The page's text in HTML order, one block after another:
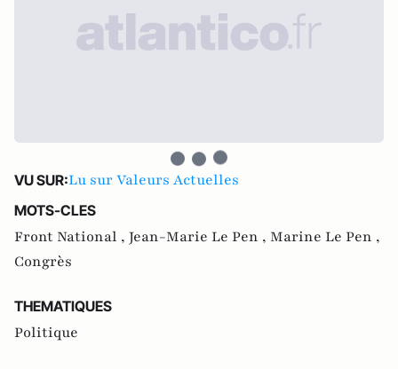
VU SUR:Lu sur Valeurs Actuelles
MOTS-CLES
Front National , Jean-Marie Le Pen , Marine Le Pen ,
Congrès
THEMATIQUES
Politique